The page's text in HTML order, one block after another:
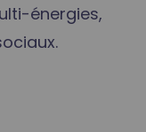
énergies,